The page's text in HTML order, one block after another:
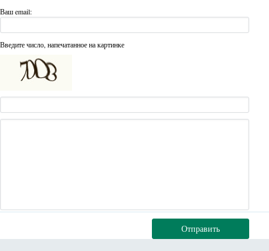
Ваш email:
Введите число, напечатанное на картинке
Отправить